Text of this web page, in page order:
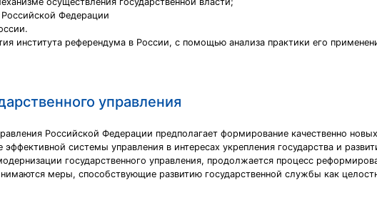
Федерации
института референдума в России, с помощью анализа практики его
управления
Российской Федерации предполагает формирование качественно
системы управления в интересах укрепления государства и
государственного управления, продолжается процесс
меры, способствующие развитию государственной службы как